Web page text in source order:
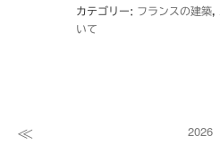
カテゴリー: フランスの建築
いて
≪ 2026